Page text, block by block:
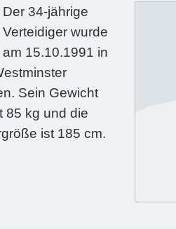
Der 34-jährige
Verteidiger wurde
am 15.10.1991 in
Sein Gewicht
85 kg und die
ist 185 cm.